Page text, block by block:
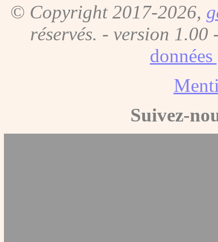
© Copyright 2017-2026,
réservés. - version 1.00
Suivez-